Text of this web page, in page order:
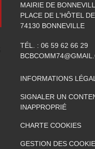
MAIRIE DE
PLACE DE L'HÔTEL
74130 BONNEVILLE
TÉL. : 06 59 62 66 29
INFORMATIONS
SIGNALER UN
INAPPROPRIÉ
CHARTE COOKIES
GESTION DES